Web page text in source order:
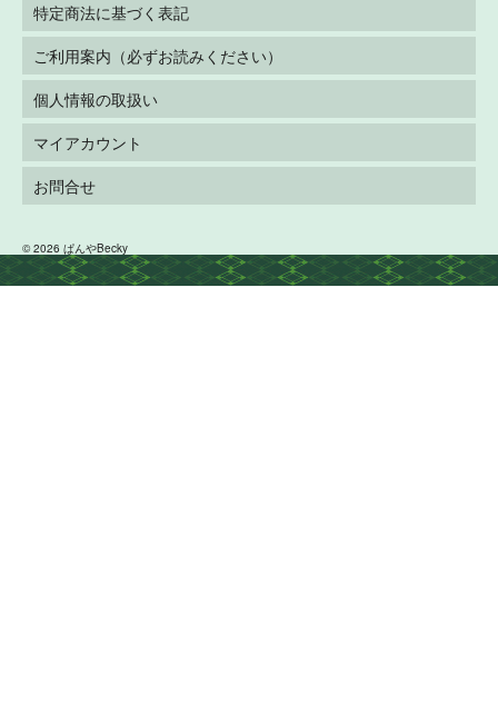
特定商法に基づく表記
ご利用案内（必ずお読みください）
個人情報の取扱い
マイアカウント
お問合せ
© 2026 ぱんやBecky